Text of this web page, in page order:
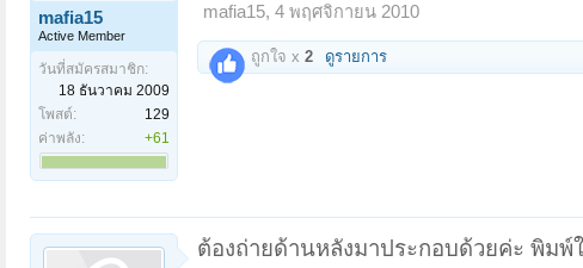
mafia15
Active Member
วันที่สมัครสมาชิก:
18 ธันวาคม 2009
โพสต์:
129
ค่าพลัง:
+61
mafia15, 4 พฤศจิกายน 2010
ถูกใจ x 2 ดูรายการ
ต้องถ่ายด้านหลังมาประกอบด้วยค่ะ พิมพ์